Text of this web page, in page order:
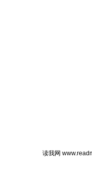
读我网